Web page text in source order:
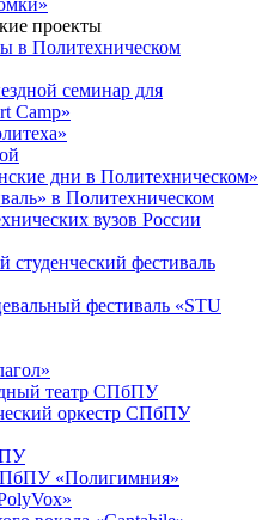
проекты
в Политехническом
семинар для
Camp»
дни в Политехническом»
в Политехническом
вузов России
фестиваль
фестиваль «STU
театр СПбПУ
оркестр СПбПУ
«Полигимния»